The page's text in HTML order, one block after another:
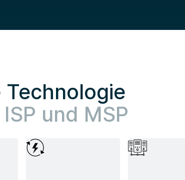
und MSP